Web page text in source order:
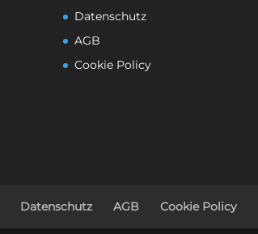
Datenschutz
AGB
Cookie Policy
Datenschutz AGB Cookie Policy